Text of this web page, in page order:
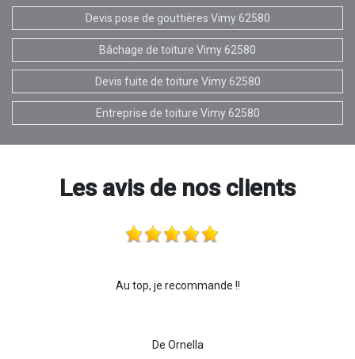
Devis pose de gouttières Vimy 62580
Bâchage de toiture Vimy 62580
Devis fuite de toiture Vimy 62580
Entreprise de toiture Vimy 62580
Les avis de nos clients
Au top, je recommande !!
De Ornella